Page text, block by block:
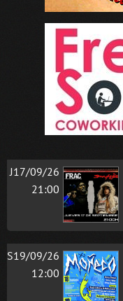
J17/09/26
21:00
S19/09/26
12:00